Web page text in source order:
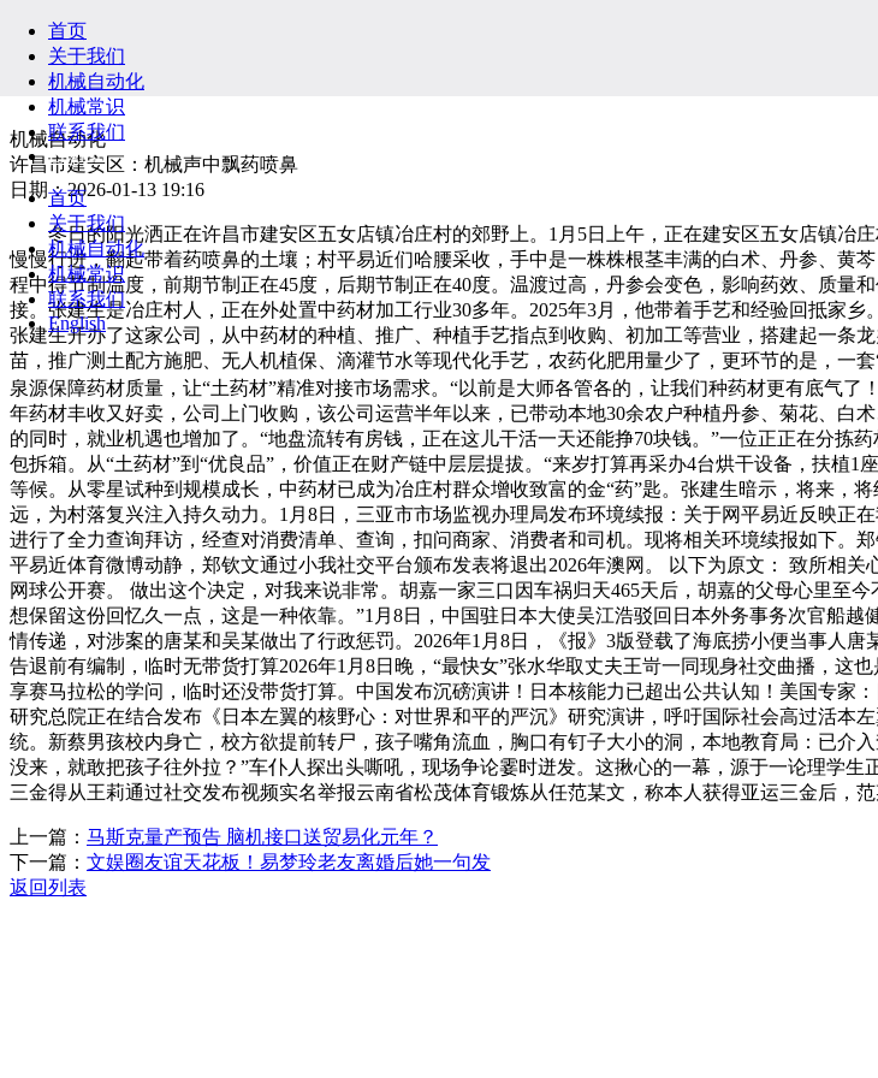
首页
关于我们
机械自动化
机械常识
联系我们
English
首页
关于我们
机械自动化
机械常识
联系我们
English
机械自动化
许昌市建安区：机械声中飘药喷鼻
日期：2026-01-13 19:16
冬日的阳光洒正在许昌市建安区五女店镇冶庄村的郊野上。1月5日上午，正在建安区五女店镇冶
慢慢行进，翻起带着药喷鼻的土壤；村平易近们哈腰采收，手中是一株株根茎丰满的白术、丹参、黄
程中得节制温度，前期节制正在45度，后期节制正在40度。温渡过高，丹参会变色，影响药效、质量
接。张建生是冶庄村人，正在外处置中药材加工行业30多年。2025年3月，他带着手艺和经验回抵家
张建生开办了这家公司，从中药材的种植、推广、种植手艺指点到收购、初加工等营业，搭建起一条
苗，推广测土配方施肥、无人机植保、滴灌节水等现代化手艺，农药化肥用量少了，更环节的是，
泉源保障药材质量，让“土药材”精准对接市场需求。“以前是大师各管各的，让我们种药材更有底气
年药材丰收又好卖，公司上门收购，该公司运营半年以来，已带动本地30余农户种植丹参、菊花、白
的同时，就业机遇也增加了。“地盘流转有房钱，正在这儿干活一天还能挣70块钱。”一位正正在分
包拆箱。从“土药材”到“优良品”，价值正在财产链中层层提拔。“来岁打算再采办4台烘干设备，扶植
等候。从零星试种到规模成长，中药材已成为冶庄村群众增收致富的金“药”匙。张建生暗示，将来，
远，为村落复兴注入持久动力。1月8日，三亚市市场监视办理局发布环境续报：关于网平易近反映正
进行了全力查询拜访，经查对消费清单、查询，扣问商家、消费者和司机。现将相关环境续报如下。
平易近体育微博动静，郑钦文通过小我社交平台颁布发表将退出2026年澳网。 以下为原文： 致所相
网球公开赛。 做出这个决定，对我来说非常。胡嘉一家三口因车祸归天465天后，胡嘉的父母心里至
想保留这份回忆久一点，这是一种依靠。”1月8日，中国驻日本大使吴江浩驳回日本外务事务次官船
情传递，对涉案的唐某和吴某做出了行政惩罚。2026年1月8日，《报》3版登载了海底捞小便当事人
告退前有编制，临时无带货打算2026年1月8日晚，“最快女”张水华取丈夫王岢一同现身社交曲播，
享赛马拉松的学问，临时还没带货打算。中国发布沉磅演讲！日本核能力已超出公共认知！美国专家
研究总院正在结合发布《日本左翼的核野心：对世界和平的严沉》研究演讲，呼吁国际社会高过活本
统。新蔡男孩校内身亡，校方欲提前转尸，孩子嘴角流血，胸口有钉子大小的洞，本地教育局：已介
没来，就敢把孩子往外拉？”车仆人探出头嘶吼，现场争论霎时迸发。这揪心的一幕，源于一论理学
三金得从王莉通过社交发布视频实名举报云南省松茂体育锻炼从任范某文，称本人获得亚运三金后，范
上一篇： 马斯克量产预告 脑机接口送贸易化元年？
下一篇： 文娱圈友谊天花板！易梦玲老友离婚后她一句发
返回列表